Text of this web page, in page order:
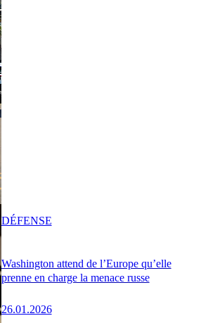
Washington attend de l’Europe qu’elle
prenne en charge la menace russe
26.01.2026
DÉFENSE